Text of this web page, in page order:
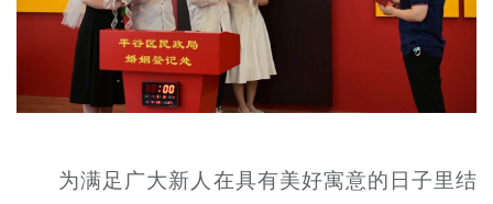
为满足广大新人在具有美好寓意的日子里结